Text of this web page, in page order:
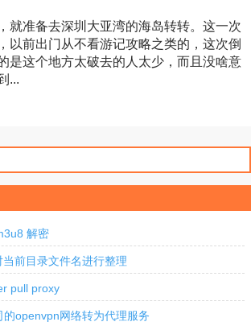
就准备去深圳大亚湾的海岛转转。这一次
以前出门从不看游记攻略之类的，这次倒
是这个地方太破去的人太少，而且没啥意
...
解密
前目录文件名进行整理
pull proxy
openvpn网络转为代理服务